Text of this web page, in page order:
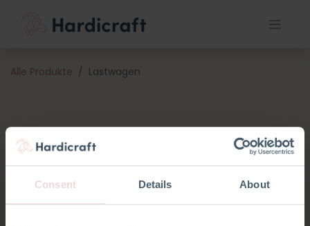
Consent Details About
Alle Produkte Lastwagen